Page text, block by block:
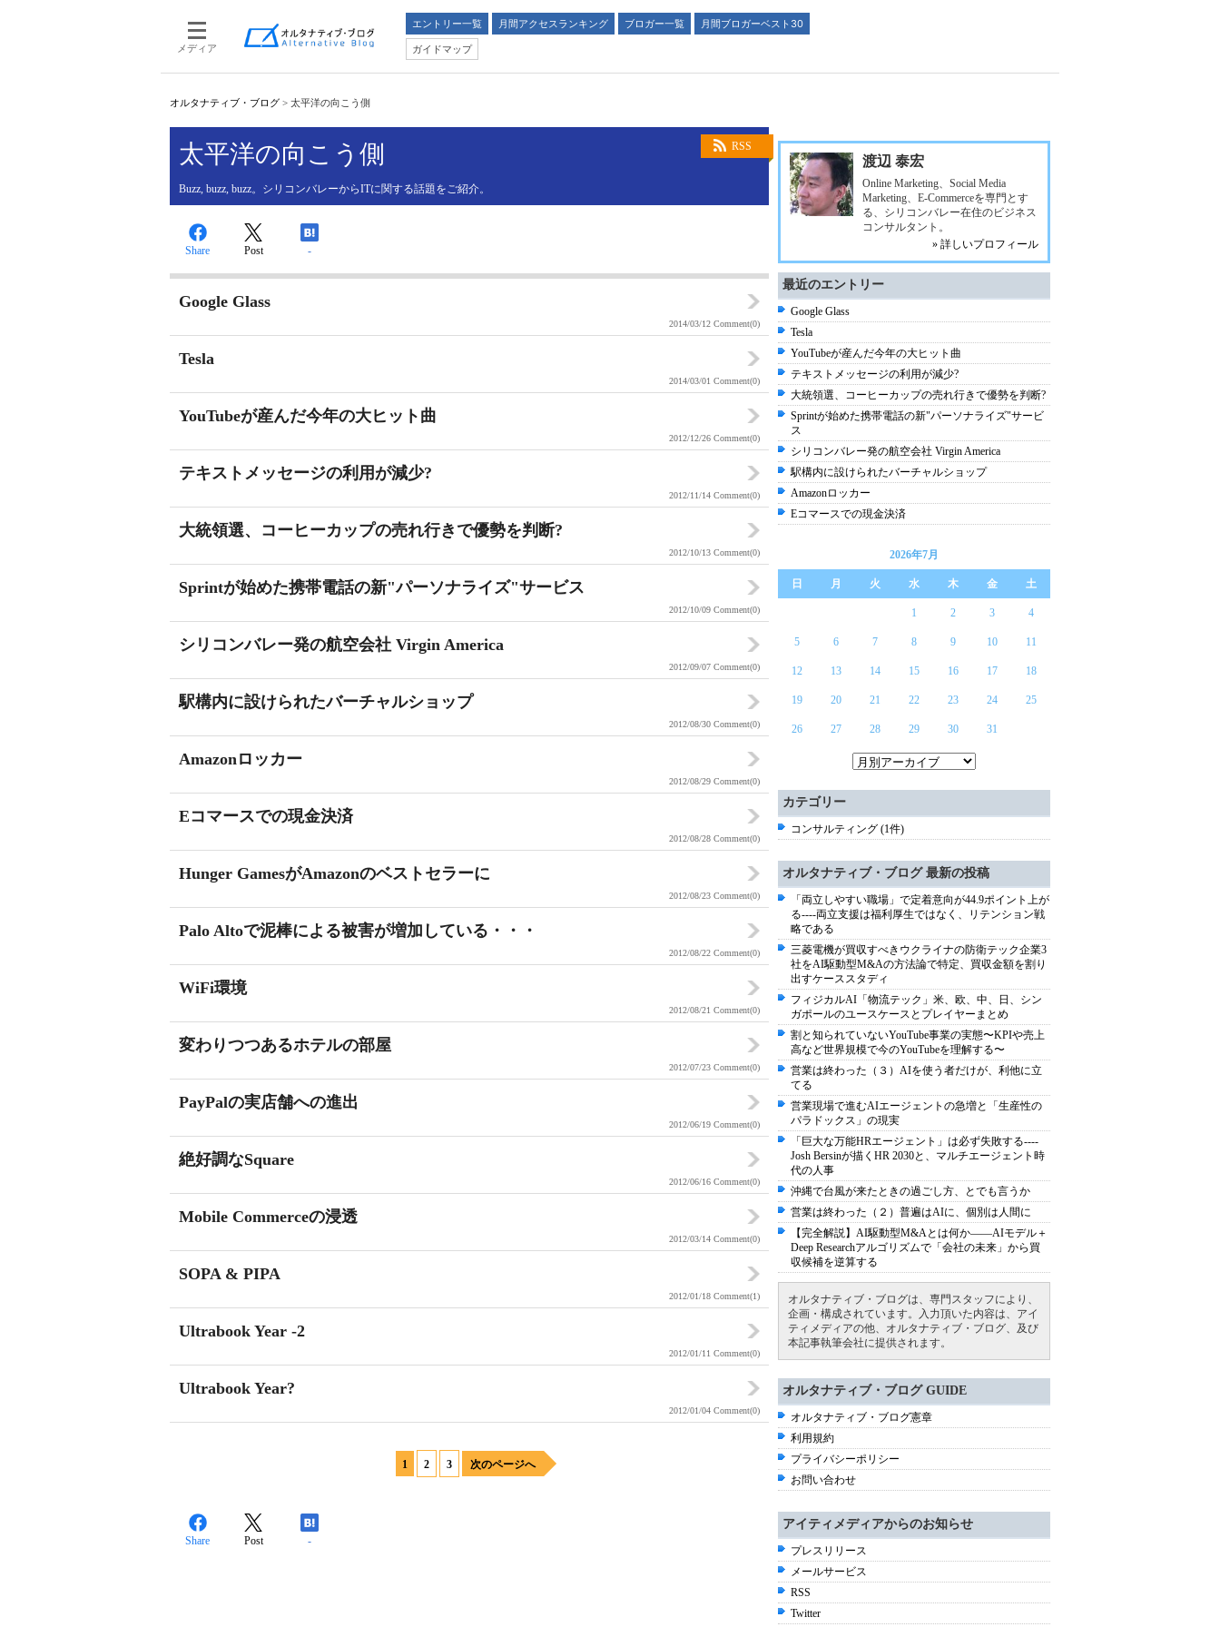
メディア
エントリー一覧 月間アクセスランキング ブロガー一覧
月間ブロガーベスト30
ガイドマップ
オルタナティブ・ブログ > 太平洋の向こう側
RSS
太平洋の向こう側
Buzz, buzz, buzz。シリコンバレーからITに関する話題をご紹介。
Share Post -
Google Glass
2014/03/12 Comment(0)
Tesla
2014/03/01 Comment(0)
YouTubeが産んだ今年の大ヒット曲
2012/12/26 Comment(0)
テキストメッセージの利用が減少?
2012/11/14 Comment(0)
大統領選、コーヒーカップの売れ行きで優勢を判断?
2012/10/13 Comment(0)
Sprintが始めた携帯電話の新"パーソナライズ"サービス
2012/10/09 Comment(0)
シリコンバレー発の航空会社 Virgin America
2012/09/07 Comment(0)
駅構内に設けられたバーチャルショップ
2012/08/30 Comment(0)
Amazonロッカー
2012/08/29 Comment(0)
Eコマースでの現金決済
2012/08/28 Comment(0)
Hunger GamesがAmazonのベストセラーに
2012/08/23 Comment(0)
Palo Altoで泥棒による被害が増加している・・・
2012/08/22 Comment(0)
WiFi環境
2012/08/21 Comment(0)
変わりつつあるホテルの部屋
2012/07/23 Comment(0)
PayPalの実店舗への進出
2012/06/19 Comment(0)
絶好調なSquare
2012/06/16 Comment(0)
Mobile Commerceの浸透
2012/03/14 Comment(0)
SOPA & PIPA
2012/01/18 Comment(1)
Ultrabook Year -2
2012/01/11 Comment(0)
Ultrabook Year?
2012/01/04 Comment(0)
1 2 3 次のページへ
Share Post -
渡辺 泰宏
Online Marketing、Social Media
Marketing、E-Commerceを専門とす
る、シリコンバレー在住のビジネス
コンサルタント。
» 詳しいプロフィール
最近のエントリー
Google Glass
Tesla
YouTubeが産んだ今年の大ヒット曲
テキストメッセージの利用が減少?
大統領選、コーヒーカップの売れ行きで優勢を判断?
Sprintが始めた携帯電話の新"パーソナライズ"サービ
ス
シリコンバレー発の航空会社 Virgin America
駅構内に設けられたバーチャルショップ
Amazonロッカー
Eコマースでの現金決済
2026年7月
日 月 火 水 木 金 土
1 2 3 4
5 6 7 8 9 10 11
12 13 14 15 16 17 18
19 20 21 22 23 24 25
26 27 28 29 30 31
カテゴリー
コンサルティング (1件)
オルタナティブ・ブログ 最新の投稿
「両立しやすい職場」で定着意向が44.9ポイント上が
る----両立支援は福利厚生ではなく、リテンション戦
略である
三菱電機が買収すべきウクライナの防衛テック企業3
社をAI駆動型M&Aの方法論で特定、買収金額を割り
出すケーススタディ
フィジカルAI「物流テック」米、欧、中、日、シン
ガポールのユースケースとプレイヤーまとめ
割と知られていないYouTube事業の実態〜KPIや売上
高など世界規模で今のYouTubeを理解する〜
営業は終わった（３）AIを使う者だけが、利他に立
てる
営業現場で進むAIエージェントの急増と「生産性の
パラドックス」の現実
「巨大な万能HRエージェント」は必ず失敗する----
Josh Bersinが描くHR 2030と、マルチエージェント時
代の人事
沖縄で台風が来たときの過ごし方、とでも言うか
営業は終わった（２）普遍はAIに、個別は人間に
【完全解説】AI駆動型M&Aとは何か――AIモデル＋
Deep Researchアルゴリズムで「会社の未来」から買
収候補を逆算する
オルタナティブ・ブログは、専門スタッフにより、
企画・構成されています。入力頂いた内容は、アイ
ティメディアの他、オルタナティブ・ブログ、及び
本記事執筆会社に提供されます。
オルタナティブ・ブログ GUIDE
オルタナティブ・ブログ憲章
利用規約
プライバシーポリシー
お問い合わせ
アイティメディアからのお知らせ
プレスリリース
メールサービス
RSS
Twitter